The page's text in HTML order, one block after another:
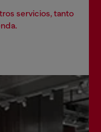
servicios, tanto